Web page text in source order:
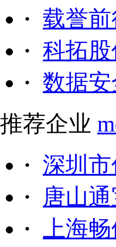
· 载誉
· 科拓
· 数据
推荐企业
· 深圳
·
唐山
·
上海